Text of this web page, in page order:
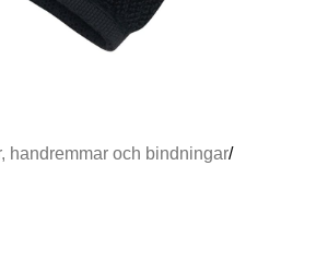
handremmar och bindningar/